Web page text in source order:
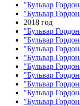
"Бульвар
"Бульвар
2018 год
"Бульвар
"Бульвар
"Бульвар
"Бульвар
"Бульвар
"Бульвар
"Бульвар
"Бульвар
"Бульвар